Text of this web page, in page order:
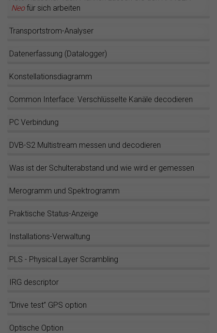
Neofür sich arbeiten
Transportstrom-Analyser
Datenerfassung (Datalogger)
Konstellationsdiagramm
Common Interface: Verschlüsselte Kanäle decodieren
PC Verbindung
DVB-S2 Multistream messen und decodieren
Was ist der Schulterabstand und wie wird er gemessen
Merogramm und Spektrogramm
Praktische Status-Anzeige
Installations-Verwaltung
PLS - Physical Layer Scrambling
IRG descriptor
“Drive test” GPS option
Optische Option